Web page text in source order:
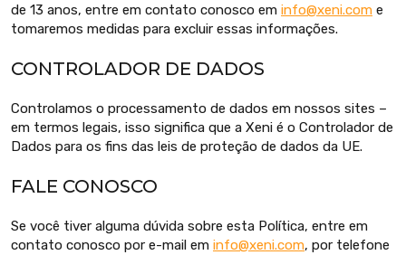
de 13 anos, entre em contato conosco em info@xeni.com e
tomaremos medidas para excluir essas informações.
CONTROLADOR DE DADOS
Controlamos o processamento de dados em nossos sites –
em termos legais, isso significa que a Xeni é o Controlador de
Dados para os fins das leis de proteção de dados da UE.
FALE CONOSCO
Se você tiver alguma dúvida sobre esta Política, entre em
contato conosco por e-mail em info@xeni.com, por telefone